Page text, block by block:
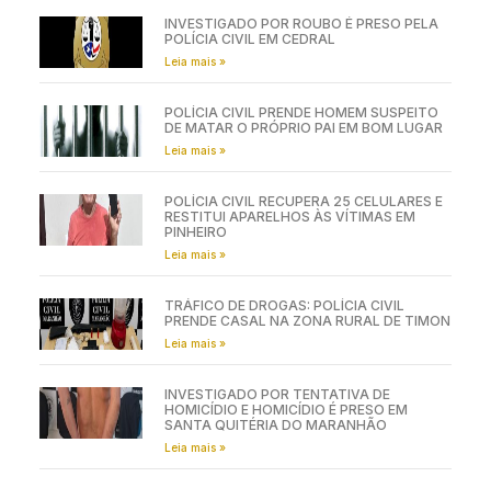
INVESTIGADO POR ROUBO É PRESO PELA
POLÍCIA CIVIL EM CEDRAL
Leia mais »
POLÍCIA CIVIL PRENDE HOMEM SUSPEITO
DE MATAR O PRÓPRIO PAI EM BOM LUGAR
Leia mais »
POLÍCIA CIVIL RECUPERA 25 CELULARES E
RESTITUI APARELHOS ÀS VÍTIMAS EM
PINHEIRO
Leia mais »
TRÁFICO DE DROGAS: POLÍCIA CIVIL
PRENDE CASAL NA ZONA RURAL DE TIMON
Leia mais »
INVESTIGADO POR TENTATIVA DE
HOMICÍDIO E HOMICÍDIO É PRESO EM
SANTA QUITÉRIA DO MARANHÃO
Leia mais »